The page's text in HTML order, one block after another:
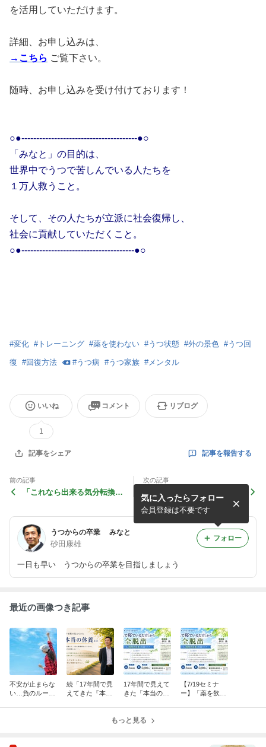
を活用していただけます。
詳細、お申し込みは、
→こちら ご覧下さい。
随時、お申し込みを受け付けております！
○●---------------------------------------●○
「みなと」の目的は、
世界中でうつで苦しんでいる人たちを
１万人救うこと。
そして、その人たちが立派に社会復帰し、
社会に貢献していただくこと。
○●--------------------------------------●○
#変化 #トレーニング #薬を使わない #うつ状態 #外の景色 #うつ回
復 #回復方法 #うつ病 #うつ家族 #メンタル
いいね
1
コメント リブログ
記事をシェア 記事を報告する
前の記事
「これなら出来る気分転換と
次の記事
「何としても元気になるん
だ！」 今度の日曜日お待ち
しております。
うつからの卒業 みなと
砂田康雄
一日も早い うつからの卒業を目指しましょう
気に入ったらフォロー
会員登録は不要です
フォロー
最近の画像つき記事
不安が止まらな
い…負のループ
続「17年間で見
えてきた『本当
17年間で見えて
きた「本当の休
【7/19セミナ
ー】「薬を飲ん
もっと見る